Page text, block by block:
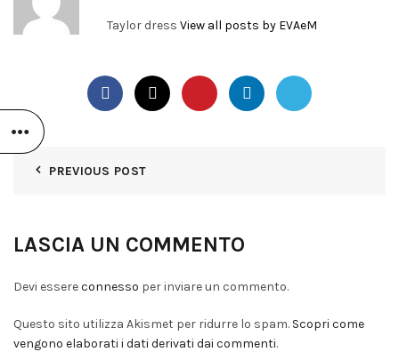
Taylor dress View all posts by EVAeM
PREVIOUS POST
LASCIA UN COMMENTO
Devi essereconnesso per inviare un commento.
Questo sito utilizza Akismet per ridurre lo spam. Scopri come
vengono elaborati i dati derivati dai commenti.